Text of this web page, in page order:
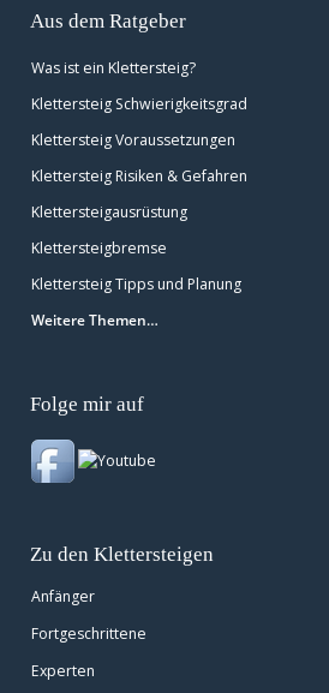
Aus dem Ratgeber
Was ist ein Klettersteig?
Klettersteig Schwierigkeitsgrad
Klettersteig Voraussetzungen
Klettersteig Risiken & Gefahren
Klettersteigausrüstung
Klettersteigbremse
Klettersteig Tipps und Planung
Weitere Themen…
Folge mir auf
Zu den Klettersteigen
Anfänger
Fortgeschrittene
Experten